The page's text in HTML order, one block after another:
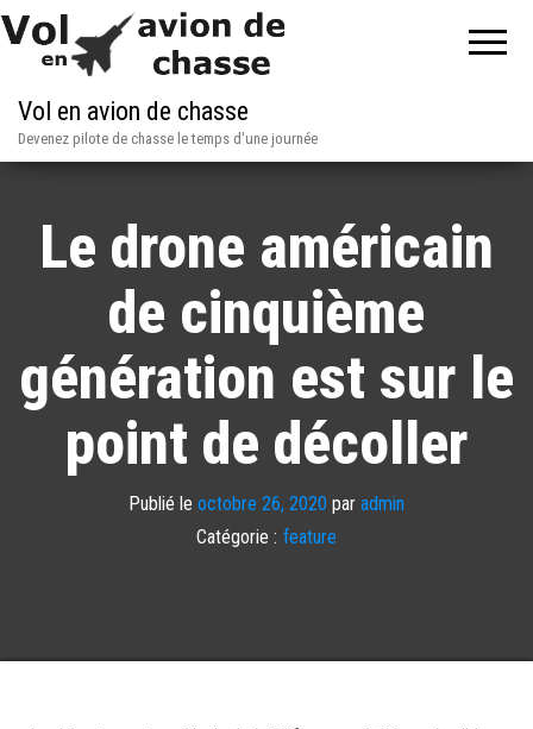
Vol en avion de chasse
Devenez pilote de chasse le temps d'une journée
Le drone américain
de cinquième
génération est sur le
point de décoller
Publié le octobre 26, 2020 par admin
Catégorie : feature